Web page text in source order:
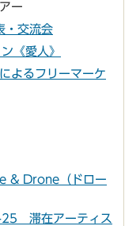
ー
・交流会
《愛人》
よるフリーマーケ
& Drone（ドロー
25 滞在アーティス